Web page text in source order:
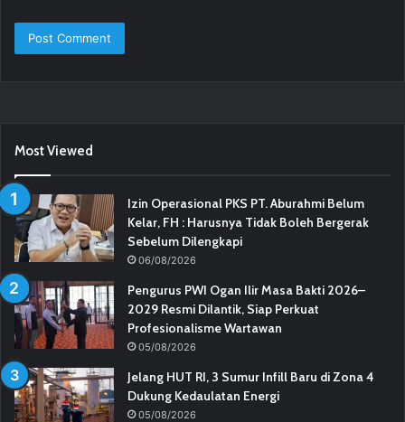
Most Viewed
Izin Operasional PKS PT. Aburahmi Belum
Kelar, FH : Harusnya Tidak Boleh Bergerak
Sebelum Dilengkapi
06/08/2026
Pengurus PWI Ogan Ilir Masa Bakti 2026–
2029 Resmi Dilantik, Siap Perkuat
Profesionalisme Wartawan
05/08/2026
Jelang HUT RI, 3 Sumur Infill Baru di Zona 4
Dukung Kedaulatan Energi
05/08/2026